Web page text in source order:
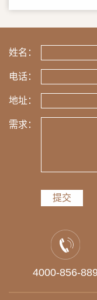
姓名：
电话：
地址：
需求：
提交
4000-856-889